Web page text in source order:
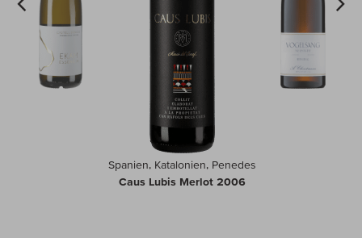
Spanien, Katalonien, Penedes
Caus Lubis Merlot 2006